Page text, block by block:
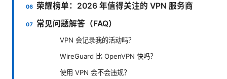
荣耀榜单：2026 年值得关注的 VPN 服务商
常见问题解答（FAQ）
VPN 会记录我的活动吗？
WireGuard 比 OpenVPN 快吗？
使用 VPN 会不会违规？